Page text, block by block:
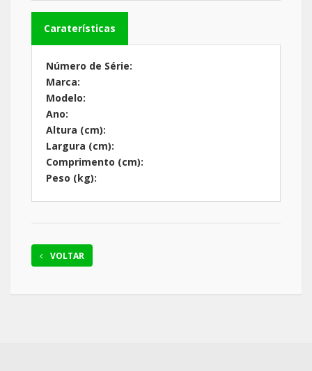
Caraterísticas
Número de Série:
Marca:
Modelo:
Ano:
Altura (cm):
Largura (cm):
Comprimento (cm):
Peso (kg):
VOLTAR